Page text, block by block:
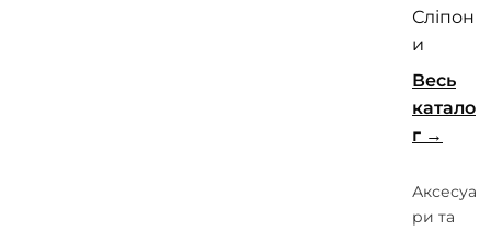
Сліпон
и
Весь
катало
г
Аксесуа
ри та